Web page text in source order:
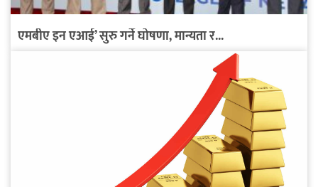
एमबीए इन एआई’ सुरु गर्ने घोषणा, मान्यता र...